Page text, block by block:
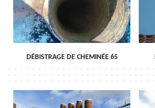
DÉBISTRAGE DE CHEMINÉE 65